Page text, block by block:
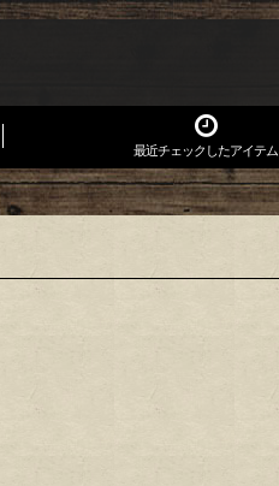
最近チェックしたアイテム